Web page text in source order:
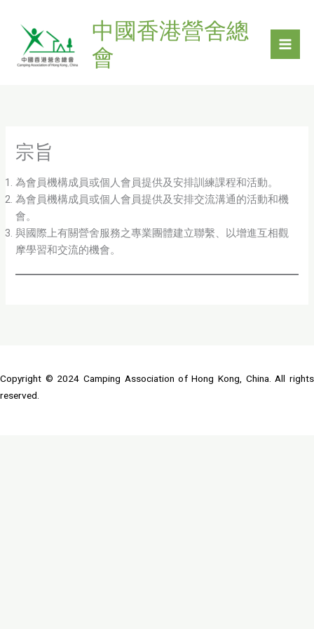
content
中國香港營舍總
會
宗旨
為會員機構成員或個人會員提供及安排訓練課程和活動。
為會員機構成員或個人會員提供及安排交流溝通的活動和機
會。
與國際上有關營舍服務之專業團體建立聯繫、以增進互相觀
摩學習和交流的機會。
Copyright © 2024 Camping Association of Hong Kong, China. All rights
reserved.